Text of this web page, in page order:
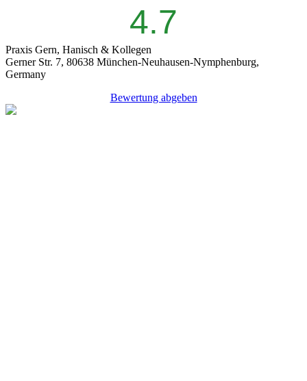
4.7
Praxis Gern, Hanisch & Kollegen
Gerner Str. 7, 80638 München-Neuhausen-Nymphenburg,
Germany
Bewertung abgeben